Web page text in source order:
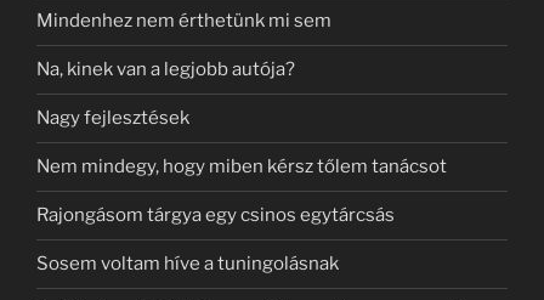
Mindenhez nem érthetünk mi sem
Na, kinek van a legjobb autója?
Nagy fejlesztések
Nem mindegy, hogy miben kérsz tőlem tanácsot
Rajongásom tárgya egy csinos egytárcsás
Sosem voltam híve a tuningolásnak